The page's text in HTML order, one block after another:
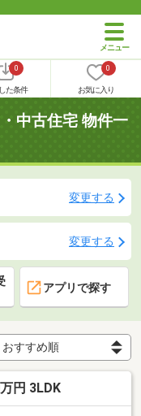
0
た条件
0
お気に入り
中古住宅 物件一
変更する
変更する
アプリで探す
円 3LDK